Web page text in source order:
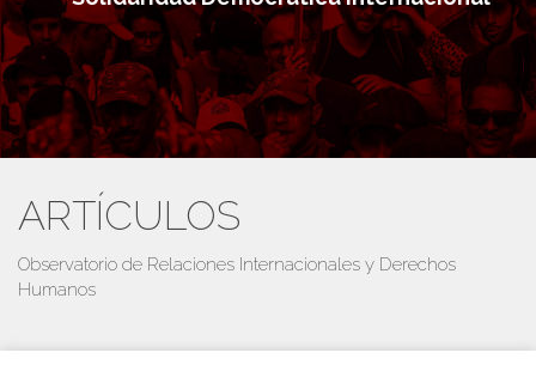
ARTÍCULOS
Observatorio de Relaciones Internacionales y Derechos
Humanos